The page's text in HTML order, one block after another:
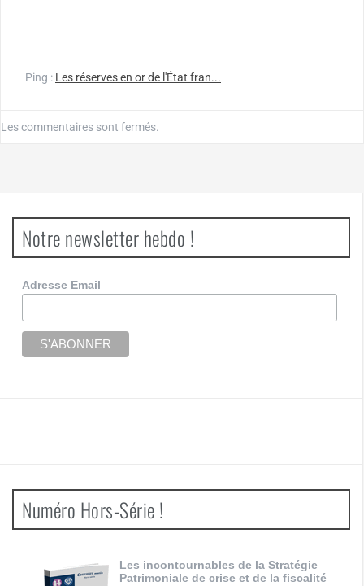
Ping : Les réserves en or de l'État fran...
Les commentaires sont fermés.
Notre newsletter hebdo !
Adresse Email
Numéro Hors-Série !
Les incontournables de la Stratégie
Patrimoniale de crise et de la fiscalité